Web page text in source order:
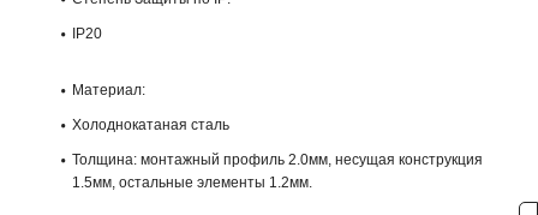
IP20
Материал:
Холоднокатаная сталь
Толщина: монтажный профиль 2.0мм, несущая конструкция
1.5мм, остальные элементы 1.2мм.